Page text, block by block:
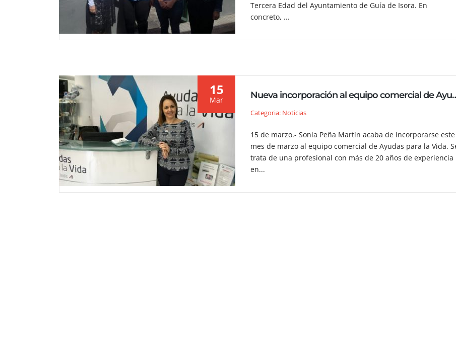
Tercera Edad del Ayuntamiento de Guía de Isora. En
concreto, ...
15
Mar Nueva incorporación
Categoria: Noticias
15 de marzo.- Sonia Peña Martín acaba de incorporarse este
mes de marzo al equipo comercial de Ayudas para la Vida.
trata de una profesional con más de 20 años de experiencia
en...